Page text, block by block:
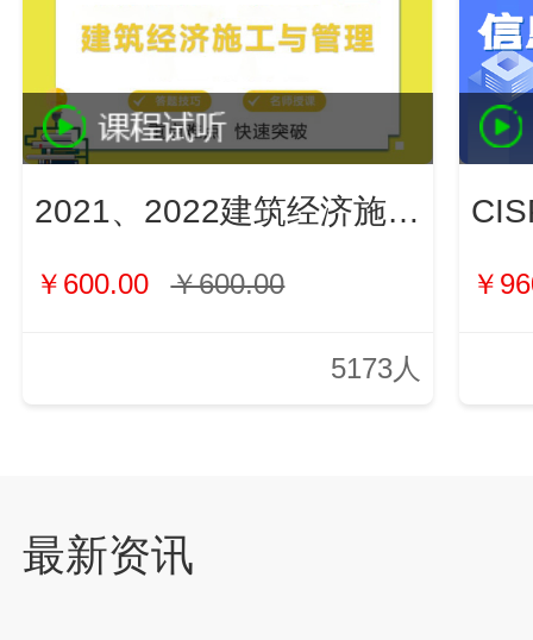
2021、2022建筑经济施工与管理（新）
￥600.00 ￥600.00
5173人
￥
最新资讯